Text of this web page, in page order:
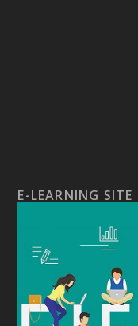
E-LEARNING SITE